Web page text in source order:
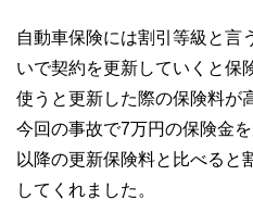
自動車保険には割引等級と言
いで契約を更新していくと保
使うと更新した際の保険料が
今回の事故で7万円の保険金
以降の更新保険料と比べると
してくれました。